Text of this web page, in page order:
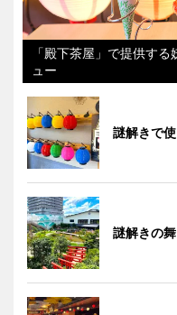
「殿下茶屋」で提供す
ュー
謎解きで
謎解きの